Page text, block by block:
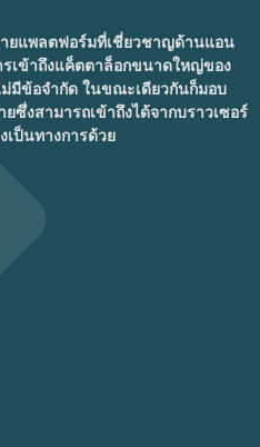
ยแพลตฟอร์มที่เชี่ยวชาญด้านแอน
รเข้าถึงแค็ตตาล็อกขนาดใหญ่ของ
มีข้อจำกัด ในขณะเดียวกันก็มอบ
ซึ่งสามารถเข้าถึงได้จากบราวเซอร์
เป็นทางการด้วย